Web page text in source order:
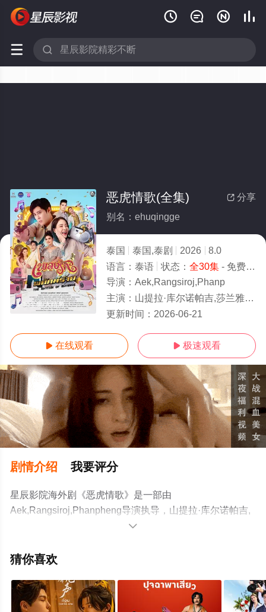
   
 
1-30全集/大结局
 分享
恶虎情歌(全集)
别名：ehuqingge
泰国 泰国,泰剧 2026
8.0
语言： 泰语 状态： 全30集- 免费在线观看
导演： Aek,Rangsiroj,Phanp
主演： 山提拉·库尔诺帕吉,莎兰雅·春哈萨特,维察亚蓬·亚姆萨
更新时间： 2026-06-21
 在线观看  极速观看
剧情介绍 我要评分
星辰影院海外剧《恶虎情歌》是一部由
Aek,Rangsiroj,Phanpheng导演执导，山提拉·库尔诺帕吉,
莎兰雅·春哈萨特,维察亚蓬·亚姆萨德,彭蒂瓦·萨空查谙,彭帕
剧情已揭晓（1-30全集），手机免费观看高清未删减完整
瓣电视剧、电视猫或剧情网等平台了解。

猜你喜欢